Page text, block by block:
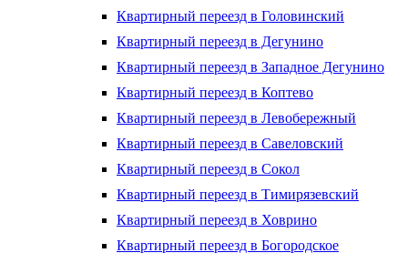
Квартирный переезд в Головинский
Квартирный переезд в Дегунино
Квартирный переезд в Западное Дегунино
Квартирный переезд в Коптево
Квартирный переезд в Левобережный
Квартирный переезд в Савеловский
Квартирный переезд в Сокол
Квартирный переезд в Тимирязевский
Квартирный переезд в Ховрино
Квартирный переезд в Богородское